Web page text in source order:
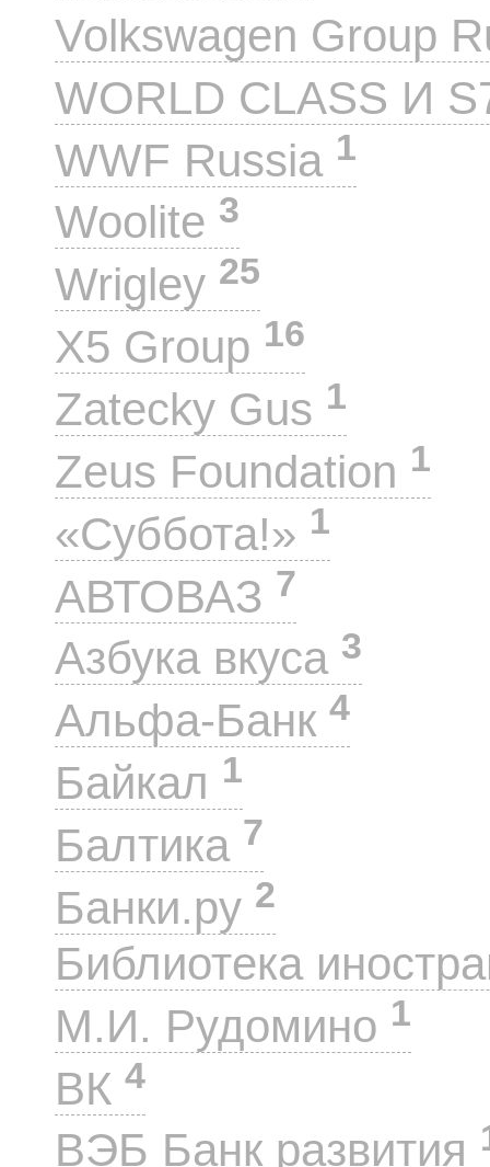
Volkswagen Group
WORLD CLASS И
WWF Russia 1
Woolite 3
Wrigley 25
X5 Group 16
Zatecky Gus 1
Zeus Foundation 1
«Суббота!» 1
АВТОВАЗ 7
Азбука вкуса 3
Альфа-Банк 4
Байкал 1
Балтика 7
Банки.ру 2
Библиотека
М.И. Рудомино 1
ВК 4
ВЭБ Банк развития